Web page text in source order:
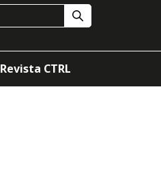
Revista CTRL